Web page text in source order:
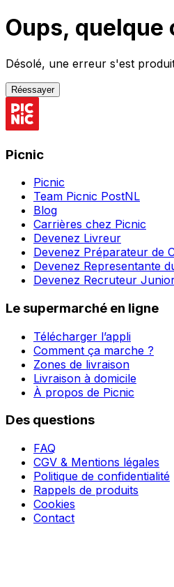
Oups, quelque
Désolé, une erreur s'est
Réessayer
Picnic
Picnic
Team Picnic PostNL
Blog
Carrières chez Picnic
Devenez Livreur
Devenez Préparateur de
Devenez Representante
Devenez Recruteur
Le supermarché en ligne
Télécharger l’appli
Comment ça marche ?
Zones de livraison
Livraison à domicile
À propos de Picnic
Des questions
FAQ
CGV & Mentions légales
Politique de confidentialité
Rappels de produits
Cookies
Contact